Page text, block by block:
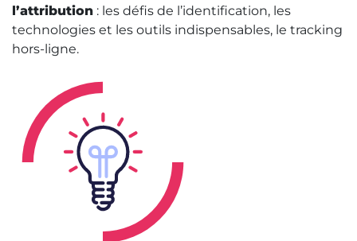
l’attribution : les défis de l’identification, les
technologies et les outils indispensables, le tracking
hors-ligne.